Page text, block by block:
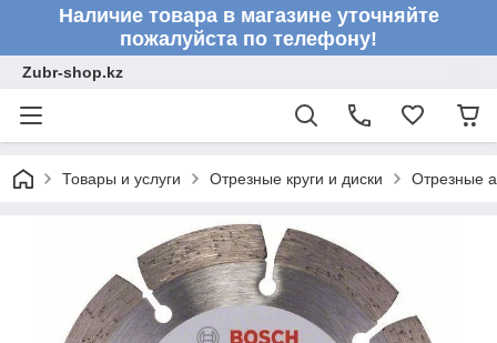
Наличие товара в магазине уточняйте
пожалуйста по телефону!
Zubr-shop.kz
Товары и услуги Отрезные круги и диски Отрезные